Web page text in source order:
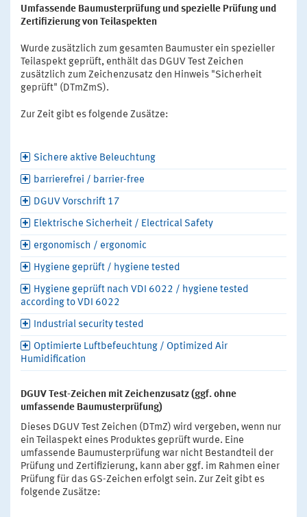
Umfassende Baumusterprüfung und spezielle Prüfung und
Zertifizierung von Teilaspekten
Wurde zusätzlich zum gesamten Baumuster ein spezieller
Teilaspekt geprüft, enthält das DGUV Test Zeichen
zusätzlich zum Zeichenzusatz den Hinweis "Sicherheit
geprüft" (DTmZmS).
Zur Zeit gibt es folgende Zusätze:
Sichere aktive Beleuchtung
barrierefrei / barrier-free
DGUV Vorschrift 17
Elektrische Sicherheit / Electrical Safety
ergonomisch / ergonomic
Hygiene geprüft / hygiene tested
Hygiene geprüft nach VDI 6022 / hygiene tested
according to VDI 6022
Industrial security tested
Optimierte Luftbefeuchtung / Optimized Air
Humidification
DGUV Test-Zeichen mit Zeichenzusatz (ggf. ohne
umfassende Baumusterprüfung)
Dieses DGUV Test Zeichen (DTmZ) wird vergeben, wenn nur
ein Teilaspekt eines Produktes geprüft wurde. Eine
umfassende Baumusterprüfung war nicht Bestandteil der
Prüfung und Zertifizierung, kann aber ggf. im Rahmen einer
Prüfung für das GS-Zeichen erfolgt sein. Zur Zeit gibt es
folgende Zusätze: